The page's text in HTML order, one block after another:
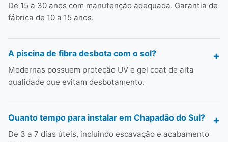
De 15 a 30 anos com manutenção adequada. Garantia de
fábrica de 10 a 15 anos.
A piscina de fibra desbota com o sol?
Modernas possuem proteção UV e gel coat de alta
qualidade que evitam desbotamento.
Quanto tempo para instalar em Chapadão do Sul?
De 3 a 7 dias úteis, incluindo escavação e acabamento